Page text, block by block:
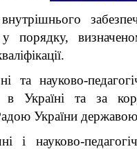
порядку,
та науково-
в Україні та за
України
і науково-